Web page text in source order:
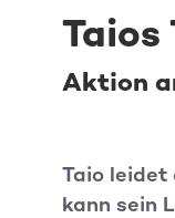
Taios
Aktion
Taio leidet
kann sein